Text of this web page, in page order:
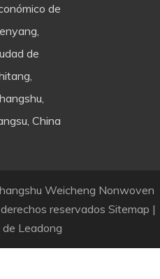
de
de
China
Weicheng Nonwoven
reservados Sitemap |
Leadong